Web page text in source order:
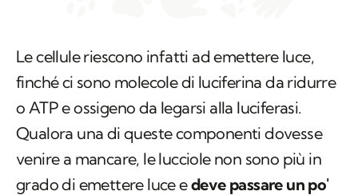
Le cellule riescono infatti ad emettere luce,
finché ci sono molecole di luciferina da ridurre
o ATP e ossigeno da legarsi alla luciferasi.
Qualora una di queste componenti dovesse
venire a mancare, le lucciole non sono più in
grado di emettere luce edeve passare un po'